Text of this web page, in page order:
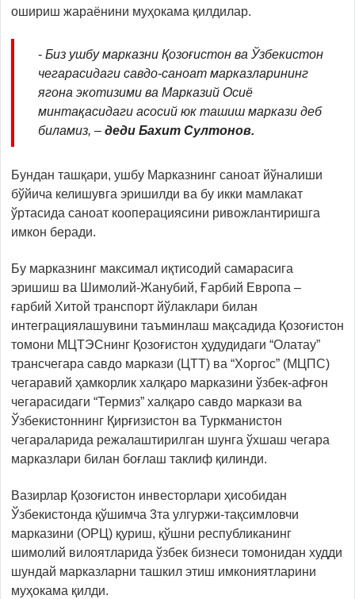
ошириш жараёнини муҳокама қилдилар.
- Биз ушбу марказни Қозоғистон ва Ўзбекистон
чегарасидаги савдо-саноат марказларининг
ягона экотизими ва Марказий Осиё
минтақасидаги асосий юк ташиш маркази деб
биламиз, – деди Бахит Султонов.
Бундан ташқари, ушбу Марказнинг саноат йўналиши
бўйича келишувга эришилди ва бу икки мамлакат
ўртасида саноат кооперациясини ривожлантиришга
имкон беради.
Бу марказнинг максимал иқтисодий самарасига
эришиш ва Шимолий-Жанубий, Ғарбий Европа –
ғарбий Хитой транспорт йўлаклари билан
интеграциялашувини таъминлаш мақсадида Қозоғистон
томони МЦТЭСнинг Қозоғистон ҳудудидаги “Олатау”
трансчегара савдо маркази (ЦТТ) ва “Хоргос” (МЦПС)
чегаравий ҳамкорлик халқаро марказини ўзбек-афғон
чегарасидаги “Термиз” халқаро савдо маркази ва
Ўзбекистоннинг Қирғизистон ва Туркманистон
чегараларида режалаштирилган шунга ўхшаш чегара
марказлари билан боғлаш таклиф қилинди.
Вазирлар Қозоғистон инвесторлари ҳисобидан
Ўзбекистонда қўшимча 3та улгуржи-тақсимловчи
марказини (ОРЦ) қуриш, қўшни республиканинг
шимолий вилоятларида ўзбек бизнеси томонидан худди
шундай марказларни ташкил этиш имкониятларини
муҳокама қилди.